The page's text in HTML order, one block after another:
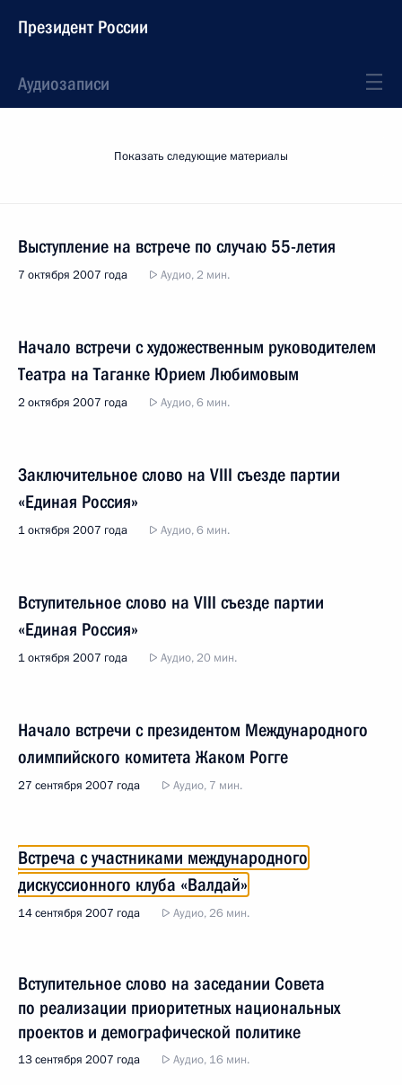
Президент России
Аудиозаписи
Показать следующие материалы
Выступление на встрече по случаю 55-летия
7 октября 2007 года Аудио, 2 мин.
Начало встречи с художественным руководителем
Театра на Таганке Юрием Любимовым
2 октября 2007 года Аудио, 6 мин.
Заключительное слово на VIII съезде партии
«Единая Россия»
1 октября 2007 года Аудио, 6 мин.
Вступительное слово на VIII съезде партии
«Единая Россия»
1 октября 2007 года Аудио, 20 мин.
Начало встречи с президентом Международного
олимпийского комитета Жаком Рогге
27 сентября 2007 года Аудио, 7 мин.
Встреча с участниками международного
дискуссионного клуба «Валдай»
14 сентября 2007 года Аудио, 26 мин.
Вступительное слово на заседании Совета
по реализации приоритетных национальных
проектов и демографической политике
13 сентября 2007 года Аудио, 16 мин.